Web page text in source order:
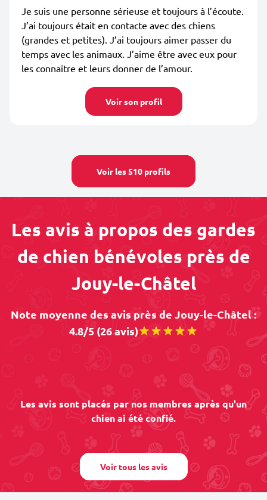
Je suis une personne sérieuse et toujours à l’écoute.
J’ai toujours était en contacte avec des chiens
(grandes et petites). J’ai toujours aimer passer du
temps avec les animaux. J’aime être avec eux pour
les connaître et leurs donner de l’amour.
Voir son profil
Voir les 510 profils
Les avis à propos des gardes
de chien bénévoles près de
Jouy-le-Châtel
Note moyenne des avis près de Jouy-le-Châtel :
4.8/5 (26 avis)
Les avis sont placés par nos membres après qu'un
chien ai été confié.
Voir tous les avis